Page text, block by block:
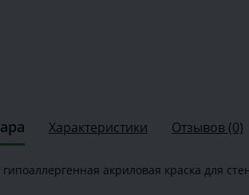
Характеристики Отзывов (0)
гипоаллергенная акриловая краска для